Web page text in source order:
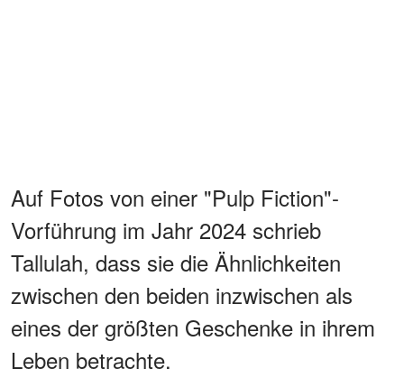
Auf Fotos von einer "Pulp Fiction"-
Vorführung im Jahr 2024 schrieb
Tallulah, dass sie die Ähnlichkeiten
zwischen den beiden inzwischen als
eines der größten Geschenke in ihrem
Leben betrachte.